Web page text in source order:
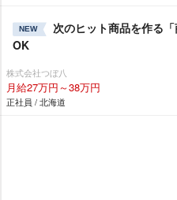
NEW
次のヒット商品を作る
OK
株式会社つぼ八
月給27万円～38万円
正社員 / 北海道